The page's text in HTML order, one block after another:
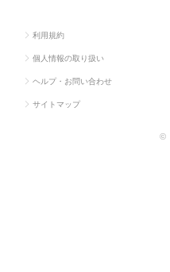
利用規約
個人情報の取り扱い
ヘルプ・お問い合わせ
サイトマップ
©